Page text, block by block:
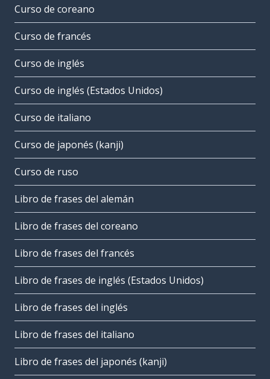
Curso de coreano
Curso de francés
Curso de inglés
Curso de inglés (Estados Unidos)
Curso de italiano
Curso de japonés (kanji)
Curso de ruso
Libro de frases del alemán
Libro de frases del coreano
Libro de frases del francés
Libro de frases de inglés (Estados Unidos)
Libro de frases del inglés
Libro de frases del italiano
Libro de frases del japonés (kanji)